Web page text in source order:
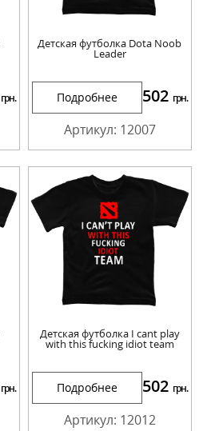
грн.
Детская футболка Dota Noob
Leader
Подробнее 502 грн.
Артикул: 12007
грн.
Детская футболка I cant play
with this fucking idiot team
Подробнее 502 грн.
Артикул: 12012